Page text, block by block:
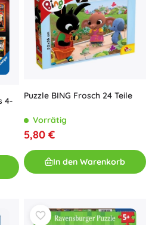
4-
Puzzle BING Frosch 24 Teile
Vorrätig
5,80 €
In den Warenkorb